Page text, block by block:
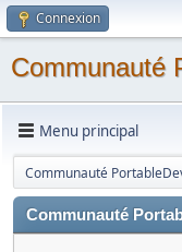
Connexion
Communauté
Menu principal
Communauté
Communauté